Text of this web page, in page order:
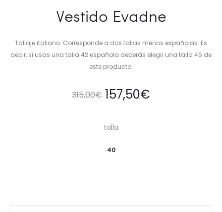
Vestido Evadne
Tallaje italiano. Corresponde a dos tallas menos españolas. Es
decir, si usas una talla 42 española deberás elegir una talla 46 de
este producto.
315,00€ 157,50€
talla
40